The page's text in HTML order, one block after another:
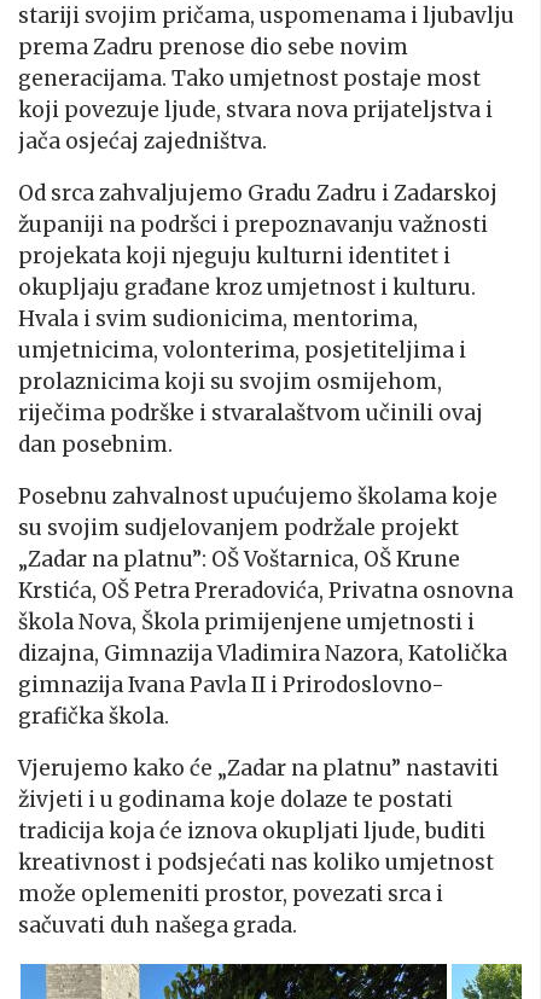
stariji svojim pričama, uspomenama i ljubavlju
prema Zadru prenose dio sebe novim
generacijama. Tako umjetnost postaje most
koji povezuje ljude, stvara nova prijateljstva i
jača osjećaj zajedništva.
Od srca zahvaljujemo Gradu Zadru i Zadarskoj
županiji na podršci i prepoznavanju važnosti
projekata koji njeguju kulturni identitet i
okupljaju građane kroz umjetnost i kulturu.
Hvala i svim sudionicima, mentorima,
umjetnicima, volonterima, posjetiteljima i
prolaznicima koji su svojim osmijehom,
riječima podrške i stvaralaštvom učinili ovaj
dan posebnim.
Posebnu zahvalnost upućujemo školama koje
su svojim sudjelovanjem podržale projekt
„Zadar na platnu”: OŠ Voštarnica, OŠ Krune
Krstića, OŠ Petra Preradovića, Privatna osnovna
škola Nova, Škola primijenjene umjetnosti i
dizajna, Gimnazija Vladimira Nazora, Katolička
gimnazija Ivana Pavla II i Prirodoslovno-
grafička škola.
Vjerujemo kako će „Zadar na platnu” nastaviti
živjeti i u godinama koje dolaze te postati
tradicija koja će iznova okupljati ljude, buditi
kreativnost i podsjećati nas koliko umjetnost
može oplemeniti prostor, povezati srca i
sačuvati duh našega grada.